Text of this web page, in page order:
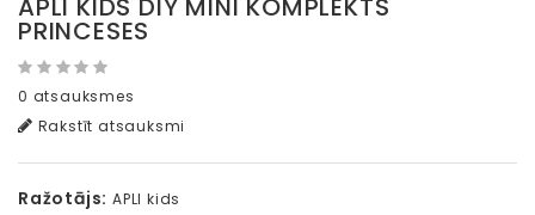
APLI KIDS DIY MINI KOMPLEKTS
PRINCESES
0 atsauksmes
Rakstīt atsauksmi
Ražotājs: APLI kids